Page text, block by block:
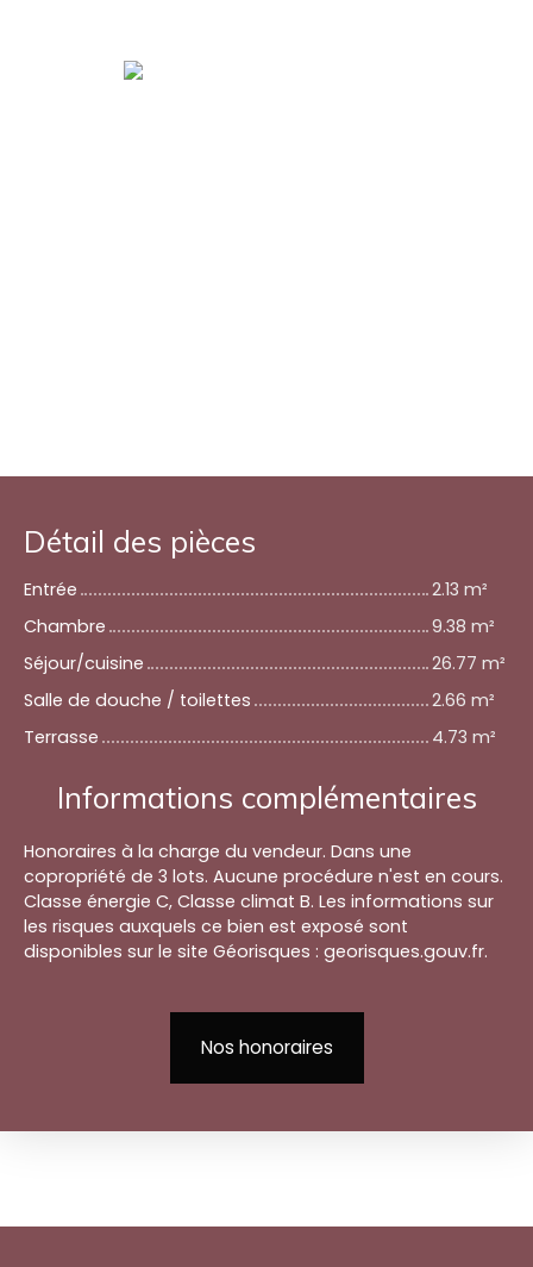
Détail des pièces
Entrée
2.13 m²
Chambre
9.38 m²
Séjour/cuisine
26.77 m²
Salle de douche / toilettes
2.66 m²
Terrasse
4.73 m²
Informations complémentaires
Honoraires à la charge du vendeur. Dans une
copropriété de 3 lots. Aucune procédure n'est en cours.
Classe énergie C, Classe climat B. Les informations sur
les risques auxquels ce bien est exposé sont
disponibles sur le site Géorisques : georisques.gouv.fr.
Nos honoraires